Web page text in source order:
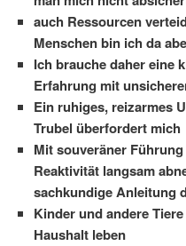
auch Ressourcen
Menschen bin ich da
Ich brauche daher eine
Erfahrung mit
Ein ruhiges, reizarmes
Trubel überfordert mich
Mit souveräner
Reaktivität langsam
sachkundige Anleitung
Kinder und andere
Haushalt leben